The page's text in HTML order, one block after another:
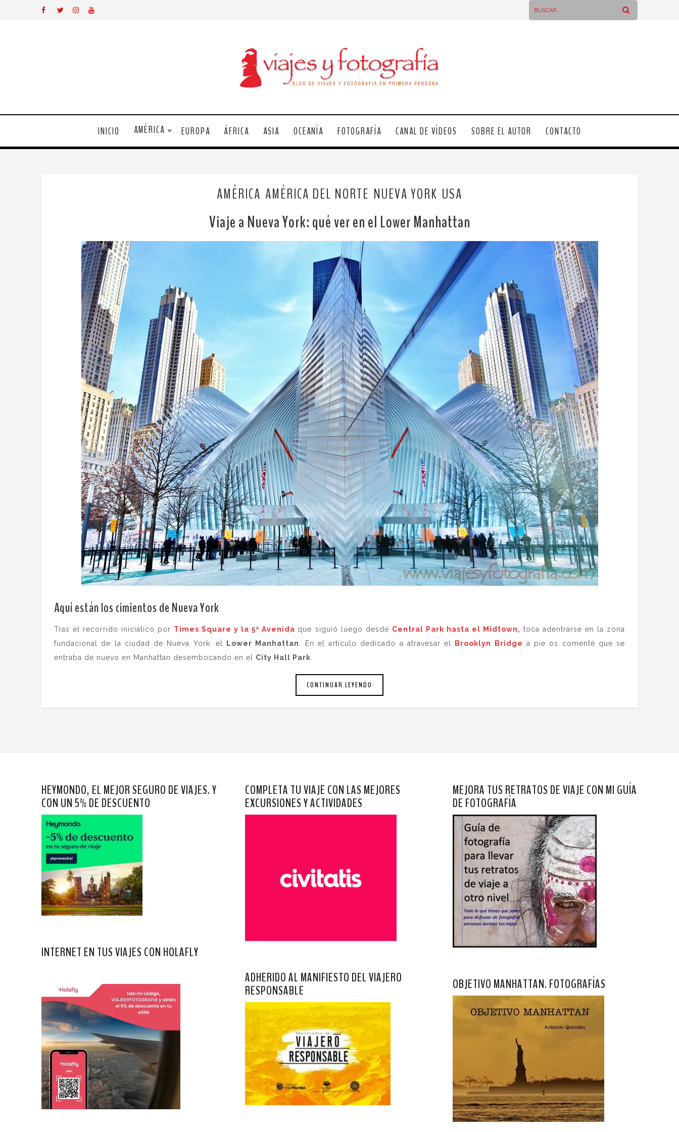
INICIO AMÉRICA EUROPA ÁFRICA ASIA OCEANÍA FOTOGRAFÍA CANAL DE VÍDEOS SOBRE EL AUTOR CONTACTO
AMÉRICA AMÉRICA DEL NORTE NUEVA YORK USA
Viaje a Nueva York: qué ver en el Lower Manhattan
Aquí están los cimientos de Nueva York
Tras el recorrido iniciático por Times Square y la 5ª Avenida que siguió luego desde Central Park hasta el Midtown, toca adentrarse en la zona
fundacional de la ciudad de Nueva York: el
Lower Manhattan . En el artículo dedicado a atravesar el Brooklyn Bridge a pie os comenté que se
entraba de nuevo en Manhattan desembocando en el City Hall Park
CONTINUAR LEYENDO
HEYMONDO, EL MEJOR SEGURO DE VIAJES. Y
CON UN 5% DE DESCUENTO
INTERNET EN TUS VIAJES CON HOLAFLY
COMPLETA TU VIAJE CON LAS MEJORES
EXCURSIONES Y ACTIVIDADES
ADHERIDO AL MANIFIESTO DEL VIAJERO
RESPONSABLE
MEJORA TUS RETRATOS DE VIAJE CON MI GUÍA
DE FOTOGRAFÍA
OBJETIVO MANHATTAN. FOTOGRAFÍAS